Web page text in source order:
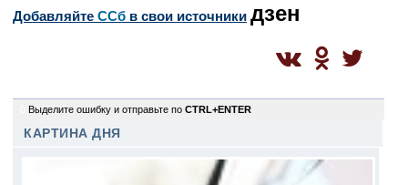
Добавляйте CСб в свои источники дзен
Выделите ошибку и отправьте по CTRL+ENTER
КАРТИНА ДНЯ